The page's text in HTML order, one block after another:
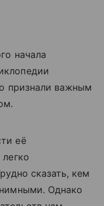
начала
признали важным
её
сказать, кем
Однако